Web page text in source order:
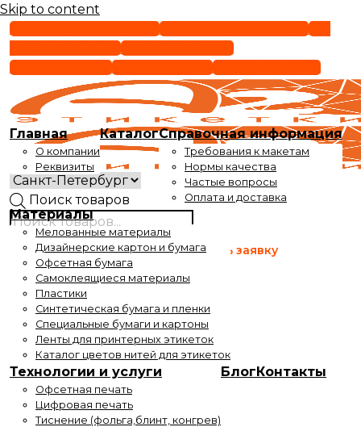
Skip to content
СПБ +7(812) 495-92-29
МСК +7(495) 215-25-87
РФ
order@epigraf.ru
(812) 495-92-29
(495) 215-25-87 8(800) 301-91-29
Поиск товаров
Время работы
с 9 до 17-30
Время выдачи заказов
с 10 до 17-30
Оставить заявку
Главная
О компании
Реквизиты
КаталогСправочная информация
Требования к макетам
Нормы качества
Частые вопросы
Оплата и доставка
Материалы
Мелованные материалы
Дизайнерские картон и бумага
Офсетная бумага
Самоклеящиеся материалы
Пластики
Синтетическая бумага и пленки
Специальные бумаги и картоны
Ленты для принтерных этикеток
Каталог цветов нитей для этикеток
Технологии и услуги
Офсетная печать
Цифровая печать
Тиснение (фольга,блинт, конгрев)
БлогКонтакты